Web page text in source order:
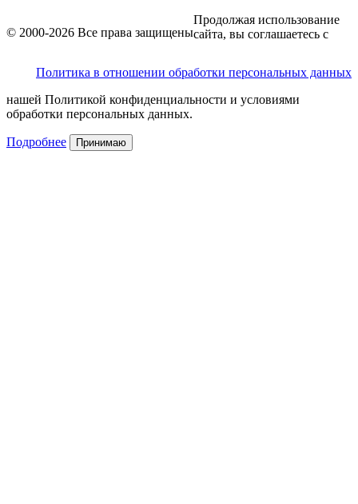
© 2000-2026 Все права защищены
Политика в отношении обработки персональных данных
Продолжая использование
сайта, вы соглашаетесь с
нашей Политикой конфиденциальности и условиями
обработки персональных данных.
Подробнее Принимаю